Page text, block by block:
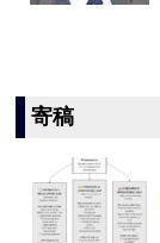
寄稿